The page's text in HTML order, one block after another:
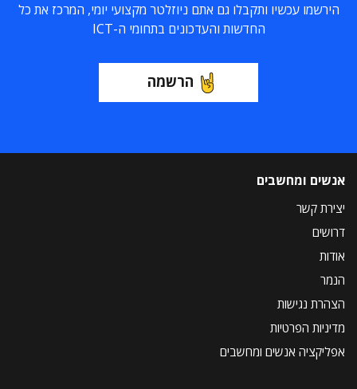
הירשמו עכשיו ותקבלו גם אתם ניוזלטר מקצועי יומי, המרכז את כל
החדשות והעדכונים בתחומי ה-ICT
הרשמה
אנשים ומחשבים
יצירת קשר
דרושים
אודות
הנמר
הצהרת נגישות
מדיניות הפרטיות
אפליקציה אנשים ומחשבים